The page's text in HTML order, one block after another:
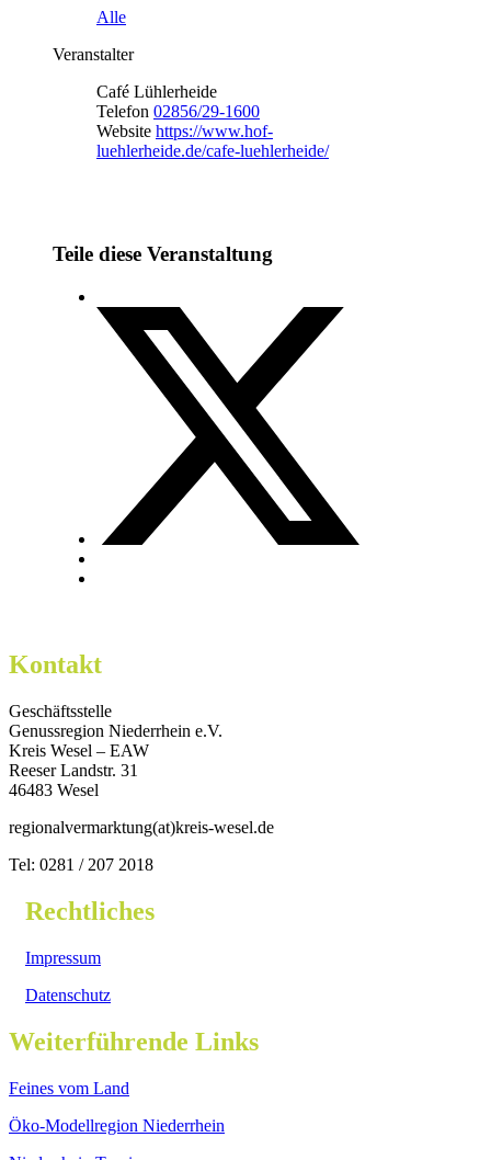
Alle
Veranstalter
Café Lühlerheide
Telefon 02856/29-1600
Website https://www.hof-
luehlerheide.de/cafe-luehlerheide/
Teile diese Veranstaltung
Kontakt
Geschäftsstelle
Genussregion Niederrhein e.V.
Kreis Wesel – EAW
Reeser Landstr. 31
46483 Wesel
regionalvermarktung(at)kreis-wesel.de
Tel: 0281 / 207 2018
Rechtliches
Impressum
Datenschutz
Weiterführende Links
Feines vom Land
Öko-Modellregion Niederrhein